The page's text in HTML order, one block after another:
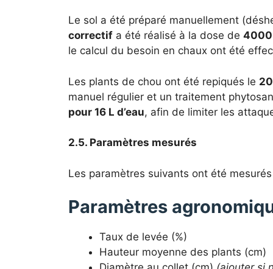
Le sol a été préparé manuellement
correctif a été réalisé à la dose de 4000
le calcul du besoin en chaux ont été
Les plants de chou ont été repiqués le
manuel régulier et un traitement
pour 16 L d’eau, afin de limiter les
2.5. Paramètres mesurés
Les paramètres suivants ont été
Paramètres
Taux de levée (%)
Hauteur moyenne des plants (cm)